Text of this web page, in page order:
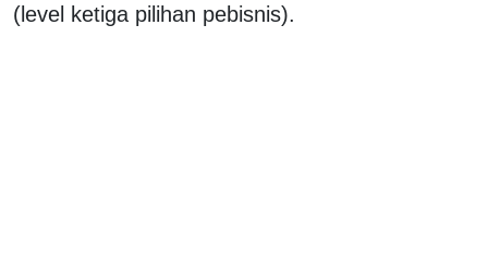
(level ketiga pilihan pebisnis).